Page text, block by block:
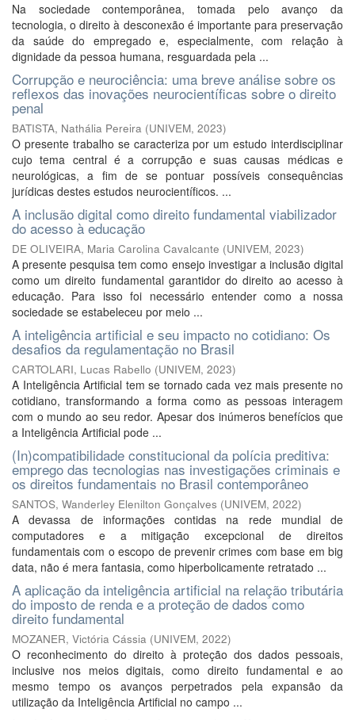
Na sociedade contemporânea, tomada pelo avanço da
tecnologia, o direito à desconexão é importante para preservação
da saúde do empregado e, especialmente, com relação à
dignidade da pessoa humana, resguardada pela ...
Corrupção e neurociência: uma breve análise sobre os
reflexos das inovações neurocientíficas sobre o direito
penal
BATISTA, Nathália Pereira (UNIVEM, 2023)
O presente trabalho se caracteriza por um estudo interdisciplinar
cujo tema central é a corrupção e suas causas médicas e
neurológicas, a fim de se pontuar possíveis consequências
jurídicas destes estudos neurocientíficos. ...
A inclusão digital como direito fundamental viabilizador
do acesso à educação
DE OLIVEIRA, Maria Carolina Cavalcante (UNIVEM, 2023)
A presente pesquisa tem como ensejo investigar a inclusão digital
como um direito fundamental garantidor do direito ao acesso à
educação. Para isso foi necessário entender como a nossa
sociedade se estabeleceu por meio ...
A inteligência artificial e seu impacto no cotidiano: Os
desafios da regulamentação no Brasil
CARTOLARI, Lucas Rabello (UNIVEM, 2023)
A Inteligência Artificial tem se tornado cada vez mais presente no
cotidiano, transformando a forma como as pessoas interagem
com o mundo ao seu redor. Apesar dos inúmeros benefícios que
a Inteligência Artificial pode ...
(In)compatibilidade constitucional da polícia preditiva:
emprego das tecnologias nas investigações criminais e
os direitos fundamentais no Brasil contemporâneo
SANTOS, Wanderley Elenilton Gonçalves (UNIVEM, 2022)
A devassa de informações contidas na rede mundial de
computadores e a mitigação excepcional de direitos
fundamentais com o escopo de prevenir crimes com base em big
data, não é mera fantasia, como hiperbolicamente retratado ...
A aplicação da inteligência artificial na relação tributária
do imposto de renda e a proteção de dados como
direito fundamental
MOZANER, Victória Cássia (UNIVEM, 2022)
O reconhecimento do direito à proteção dos dados pessoais,
inclusive nos meios digitais, como direito fundamental e ao
mesmo tempo os avanços perpetrados pela expansão da
utilização da Inteligência Artificial no campo ...